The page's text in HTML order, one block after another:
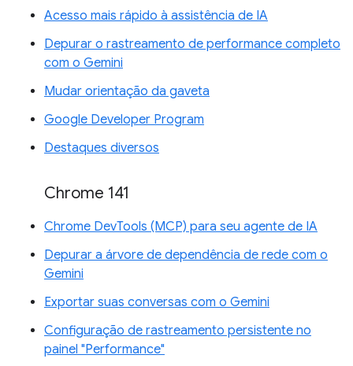
Acesso mais rápido à assistência de IA
Depurar o rastreamento de performance completo
com o Gemini
Mudar orientação da gaveta
Google Developer Program
Destaques diversos
Chrome 141
Chrome DevTools (MCP) para seu agente de IA
Depurar a árvore de dependência de rede com o
Gemini
Exportar suas conversas com o Gemini
Configuração de rastreamento persistente no
painel "Performance"